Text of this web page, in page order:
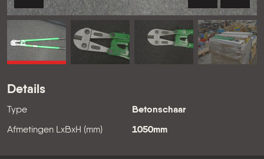
VORIGE
Details
Type Betonschaar
Afmetingen LxBxH (mm) 1050mm